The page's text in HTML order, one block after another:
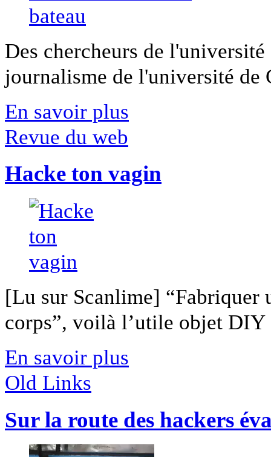
Des chercheurs de
journalisme de l'université
En savoir plus
Revue du web
Hacke ton vagin
[Lu sur Scanlime] “Fabriquer
corps”, voilà l’utile objet
En savoir plus
Old Links
Sur la route des hackers